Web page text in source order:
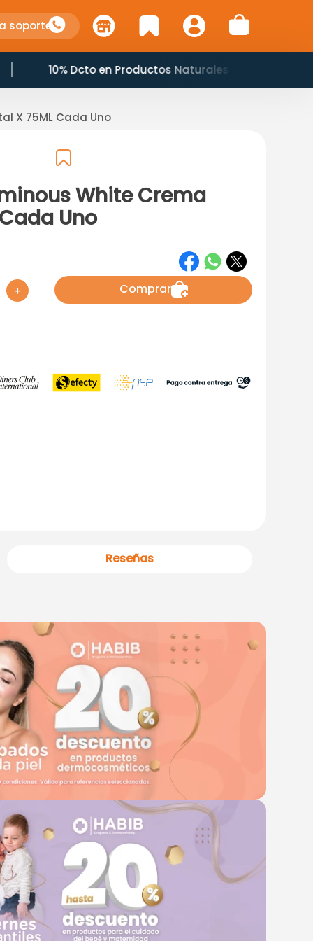
soporte
Horario: 7:00 am a 8:45 pm
X 75ML Cada Uno
White Crema
Uno
＋
Comprar
Reseñas